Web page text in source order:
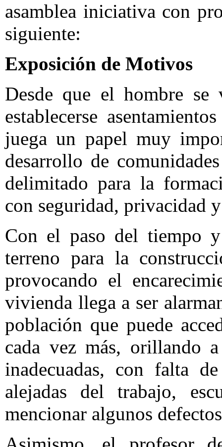
asamblea iniciativa con
siguiente:
Exposición de Motivos
Desde que el hombre se
establecerse
juega un papel muy
desarrollo de
delimitado para la
con seguridad, privacidad
Con el paso del tiempo
terreno para la
provocando el
vivienda llega a ser
población que puede
cada vez más, orillando
inadecuadas, con falta
alejadas del trabajo,
mencionar algunos